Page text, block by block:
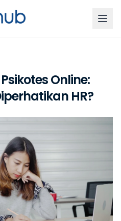
Online:
HR?